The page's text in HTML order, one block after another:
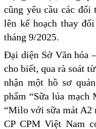
cũng yêu cầu các đối
lên kế hoạch thay
tháng 9/2025.
Đại diện Sở Văn hóa
cho biết, qua rà soát
nhận một hồ sơ
phẩm “Sữa lúa
“Milo với sữa mát A2
CP CPM Việt Nam